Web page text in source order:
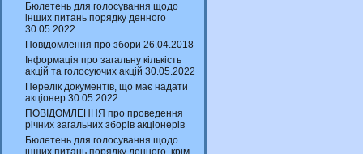
Бюлетень для голосування щодо
інших питань порядку денного
30.05.2022
Повідомлення про збори 26.04.2018
Інформація про загальну кількість
акцій та голосуючих акцій 30.05.2022
Перелік документів, що має надати
акціонер 30.05.2022
ПОВІДОМЛЕННЯ про проведення
річних загальних зборів акціонерів
Бюлетень для голосування щодо
інших питань порядку денного, крім